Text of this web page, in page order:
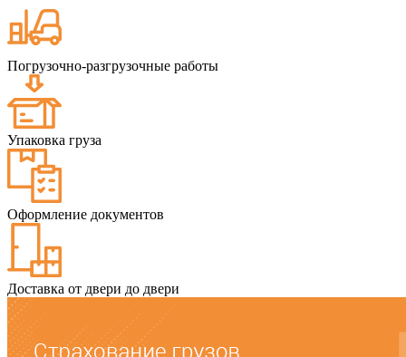
Погрузочно-разгрузочные работы
Упаковка груза
Оформление документов
Доставка от двери до двери